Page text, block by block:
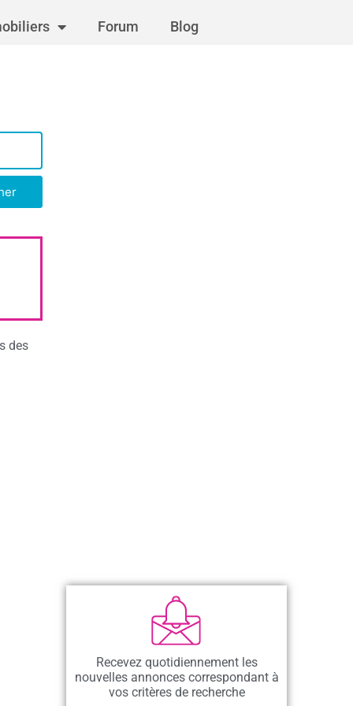
Forum Blog
des
Recevez quotidiennement les
nouvelles annonces correspondant à
vos critères de recherche